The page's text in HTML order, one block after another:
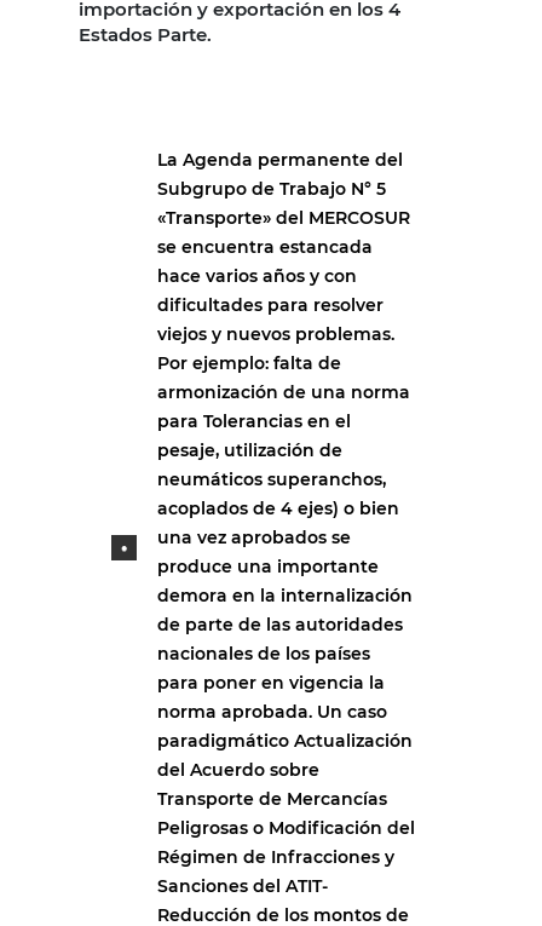
importación y exportación en los 4
Estados Parte.
La Agenda permanente del
Subgrupo de Trabajo N° 5
«Transporte» del MERCOSUR
se encuentra estancada
hace varios años y con
dificultades para resolver
viejos y nuevos problemas.
Por ejemplo: falta de
armonización de una norma
para Tolerancias en el
pesaje, utilización de
neumáticos superanchos,
acoplados de 4 ejes) o bien
una vez aprobados se
produce una importante
demora en la internalización
de parte de las autoridades
nacionales de los países
para poner en vigencia la
norma aprobada. Un caso
paradigmático Actualización
del Acuerdo sobre
Transporte de Mercancías
Peligrosas o Modificación del
Régimen de Infracciones y
Sanciones del ATIT-
Reducción de los montos de